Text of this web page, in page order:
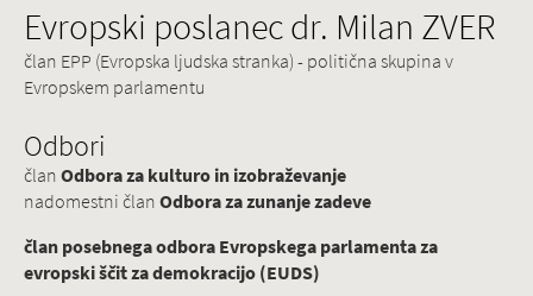
Evropski poslanec dr. Milan ZVER
član EPP (Evropska ljudska stranka) - politična skupina v
Evropskem parlamentu
Odbori
članOdbora za kulturo in izobraževanje
nadomestni članOdbora za zunanje zadeve
član posebnega odbora Evropskega parlamenta za
evropski ščit za demokracijo (EUDS)